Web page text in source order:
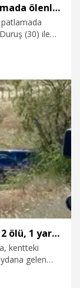
Kırıkkale'de imha tesisindeki patlamada ölenler toprağa verildi
patlamada
(30) ile
Kırıkkale’de mühimmat patlaması: 2 ölü, 1 yaralı
kentteki
gelen